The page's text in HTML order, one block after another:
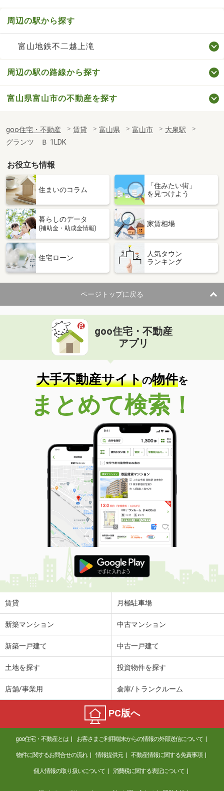
周辺の駅から探す
富山地鉄不二越上滝
周辺の駅の路線から探す
富山県富山市の不動産を探す
goo住宅・不動産 賃貸 富山県 富山市
大泉駅
グランツ Ｂ 1LDK
お役立ち情報
住まいのコラム
「住みたい街」
を見つけよう
暮らしのデータ
(補助金・助成金情報)
家賃相場
住宅ローン
人気タウン
ランキング
ページトップに戻る
goo住宅・不動産
アプリ
大手不動産サイトの物件を
まとめて検索！
賃貸 月極駐車場
新築マンション 中古マンション
新築一戸建て 中古一戸建て
土地を探す 投資物件を探す
店舗/事業用 倉庫/トランクルーム
PC版へ
goo住宅・不動産とは お客さまご利用端末からの情報の外部送信について
物件に関するお問合せの流れ 情報提供元 不動産情報に関する免責事項
個人情報の取り扱いについて 消費税に関する表記について